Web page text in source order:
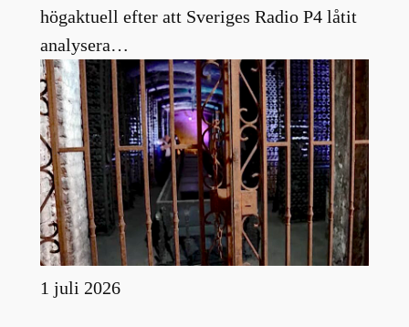
högaktuell efter att Sveriges Radio P4 låtit
analysera…
1 juli 2026